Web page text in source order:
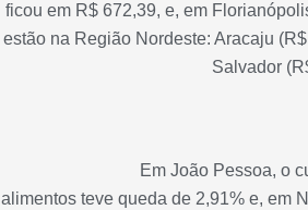
ficou em R$ 672,39, e, em
estão na Região Nordeste: Aracaju
Salvador
Em João Pessoa, o
alimentos teve queda de 2,91% e, em